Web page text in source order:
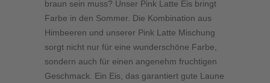
braun sein muss? Unser Pink Latte Eis bringt
Farbe in den Sommer. Die Kombination aus
Himbeeren und unserer Pink Latte Mischung
sorgt nicht nur für eine wunderschöne Farbe,
sondern auch für einen angenehm fruchtigen
Geschmack. Ein Eis, das garantiert gute Laune